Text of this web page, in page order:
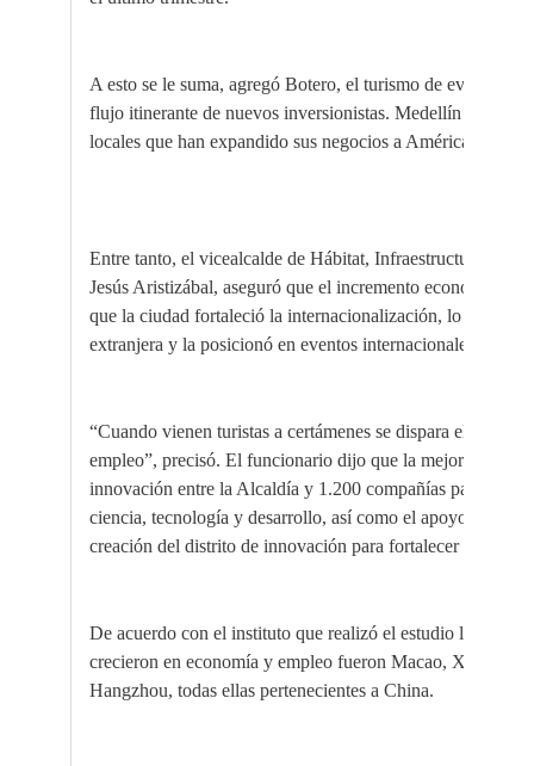
A esto se le suma, agregó Botero, el turismo de eventos
flujo itinerante de nuevos inversionistas. Medellín también
locales que han expandido sus negocios a América Latina.
Entre tanto, el vicealcalde de Hábitat, Infraestructura y
Jesús Aristizábal, aseguró que el incremento económico y
que la ciudad fortaleció la internacionalización, lo que
extranjera y la posicionó en eventos internacionales.
“Cuando vienen turistas a certámenes se dispara el PIB
empleo”, precisó. El funcionario dijo que la mejoría
innovación entre la Alcaldía y 1.200 compañías para
ciencia, tecnología y desarrollo, así como el apoyo a
creación del distrito de innovación para fortalecer y
De acuerdo con el instituto que realizó el estudio las cinco
crecieron en economía y empleo fueron Macao, Xiamen,
Hangzhou, todas ellas pertenecientes a China.